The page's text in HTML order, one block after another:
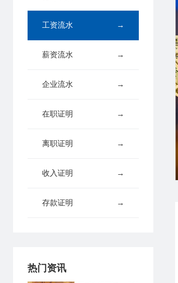
工资流水 →
薪资流水 →
企业流水 →
在职证明 →
离职证明 →
收入证明 →
存款证明 →
热门资讯